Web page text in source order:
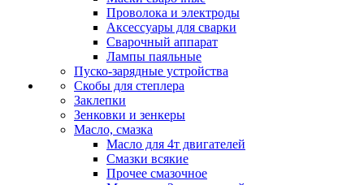
Проволока и электроды
Аксессуары для сварки
Сварочный аппарат
Лампы паяльные
Пуско-зарядные устройства
Скобы для степлера
Заклепки
Зенковки и зенкеры
Масло, смазка
Масло для 4т двигателей
Смазки всякие
Прочее смазочное